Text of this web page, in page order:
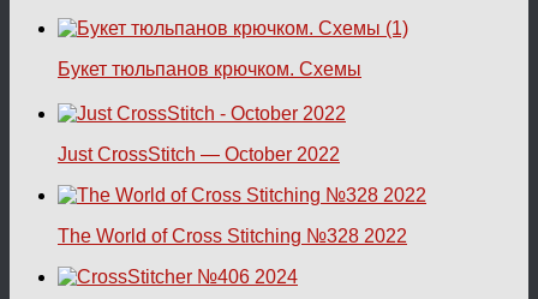
Букет тюльпанов крючком. Схемы
Just CrossStitch — October 2022
The World of Cross Stitching №328 2022